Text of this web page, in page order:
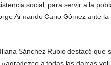
social, para servir a la
Armando Cano Gómez ante la
Sánchez Rubio destacó que
a todas las damas